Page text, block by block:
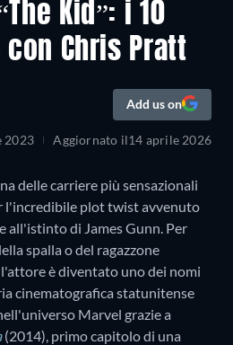
Kid”: i 10
Chris Pratt
Add us on
2023 Aggiornato il14 aprile 2026
delle carriere più sensazionali
l'incredibile plot twist avvenuto
all'istinto di James Gunn. Per
spalla o del ragazzone
è diventato uno dei nomi
cinematografica statunitense
Marvel grazie a
(2014), primo capitolo di una